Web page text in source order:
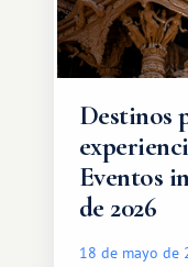
Destinos
Eventos
de 2026
18 de mayo de